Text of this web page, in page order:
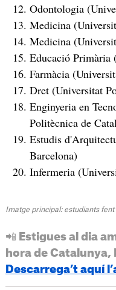
Odontologia
Medicina
Medicina
Educació Primària
Farmàcia
Dret (Universitat
Enginyeria en
Politècnica de
Estudis
Barcelona)
Infermeria
Imatge principal: estudiants
📲 Estigues al dia
hora de Catalunya,
Descarrega’t aquí